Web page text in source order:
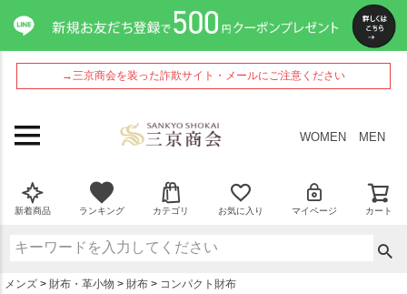
→三京商会を装った詐欺サイト・メールにご注意ください
WOMEN MEN
新着商品 ランキング カテゴリ お気に入り マイページ カート
メンズ 財布・革小物 財布 コンパクト財布
ペー
ジト
ップ
へ